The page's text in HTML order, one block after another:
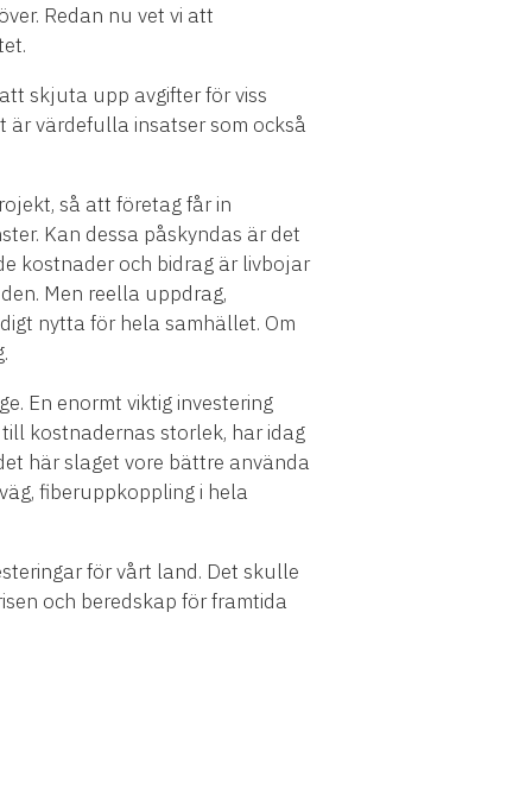
Redan nu vet vi att
skjuta upp avgifter för viss
är värdefulla insatser som också
så att företag får in
Kan dessa påskyndas är det
kostnader och bidrag är livbojar
Men reella uppdrag,
nytta för hela samhället. Om
En enormt viktig investering
kostnadernas storlek, har idag
här slaget vore bättre använda
fiberuppkoppling i hela
för vårt land. Det skulle
och beredskap för framtida